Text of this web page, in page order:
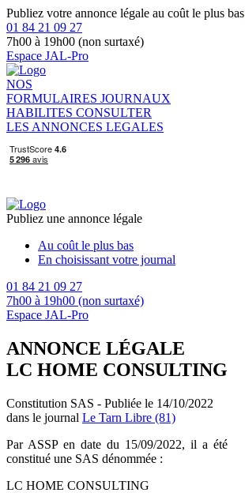
Publiez votre annonce légale au coût le plus bas
01 84 21 09 27
7h00 à 19h00 (non surtaxé)
Espace JAL-Pro
NOS
FORMULAIRES JOURNAUX
HABILITES CONSULTER
LES ANNONCES LEGALES
Publiez une annonce légale
Au coût le plus bas
En choisissant votre journal
01 84 21 09 27
7h00 à 19h00 (non surtaxé)
Espace JAL-Pro
ANNONCE LÉGALE
LC HOME CONSULTING
Constitution SAS - Publiée le 14/10/2022
dans le journal Le Tarn Libre (81)
Par ASSP en date du 15/09/2022, il a été
constitué une SAS dénommée :
LC HOME CONSULTING